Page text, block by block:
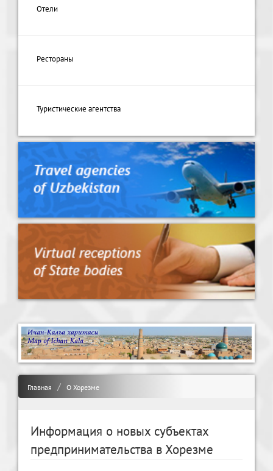
Отели
Рестораны
Туристические агентства
Главная О Хорезме
Информация о новых субъектах
предпринимательства в Хорезме